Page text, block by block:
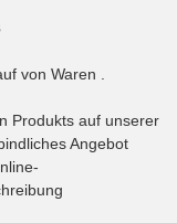
von Waren
Produkts auf unserer
Angebot